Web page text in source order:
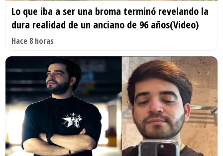
Lo que iba a ser una broma terminó revelando la
dura realidad de un anciano de 96 años(Video)
Hace 8 horas